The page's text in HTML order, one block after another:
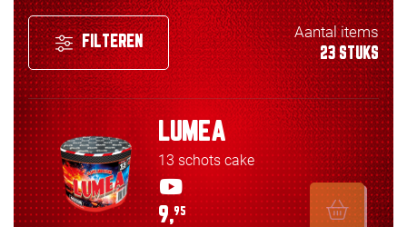
FILTEREN
Aantal items
23 STUKS
LUMEA
13 schots cake
9,95